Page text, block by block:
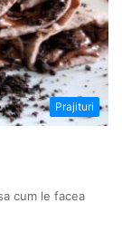
Prajituri
cum le facea